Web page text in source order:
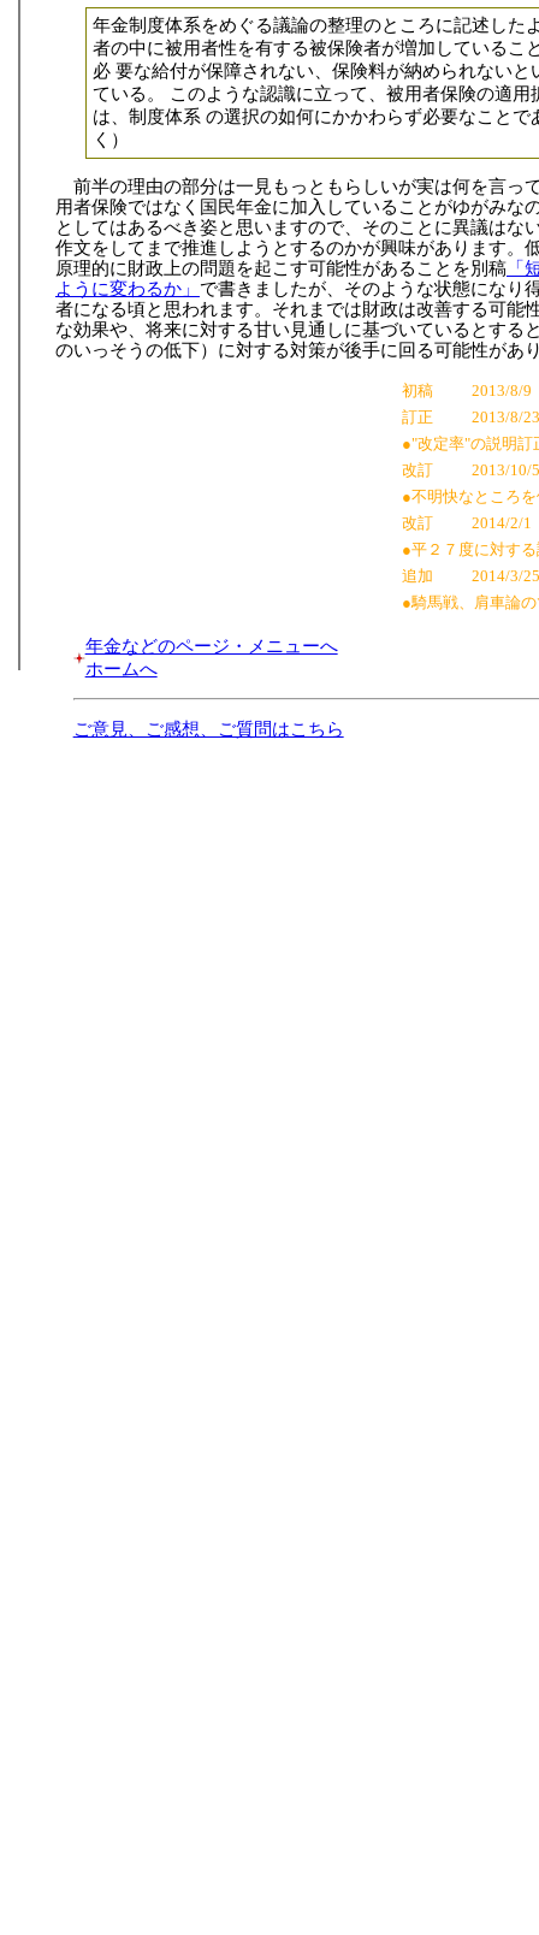
年金制度体系をめぐる議論の整理のところに記述した
者の中に被用者性を有する被保険者が増加しているこ
必 要な給付が保障されない、保険料が納められないと
ている。 このような認識に立って、被用者保険の適用
は、制度体系 の選択の如何にかかわらず必要なことで
く）
前半の理由の部分は一見もっともらしいが実は何を言っ
用者保険ではなく国民年金に加入していることがゆがみな
としてはあるべき姿と思いますので、そのことに異議はな
作文をしてまで推進しようとするのかが興味があります。
原理的に財政上の問題を起こす可能性があることを別稿「
ように変わるか」 で書きましたが、そのような状態になり
者になる頃と思われます。それまでは財政は改善する可能
な効果や、将来に対する甘い見通しに基づいているとする
のいっそうの低下）に対する対策が後手に回る可能性があ
初稿
2013/8/9
訂正
2013/8/
●"改定率"の説明訂
改訂
2013/10/
●不明快なところ
改訂
2014/2/1
●平２７度に対す
追加
2014/3/
●騎馬戦、肩車論
年金などのページ・メニューへ
ホームへ
ご意見、ご感想、ご質問はこちら